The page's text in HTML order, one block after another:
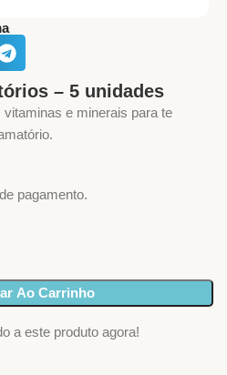
– 5 unidades
e minerais para te
pagamento.
Ao Carrinho
a este produto agora!